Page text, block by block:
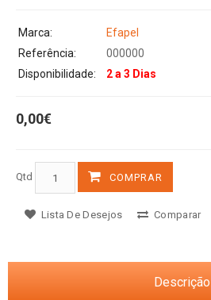
Marca:
Efapel
Referência:
000000
Disponibilidade:
2 a 3 Dias
0,00€
Qtd COMPRAR
Lista De Desejos Comparar
Descrição